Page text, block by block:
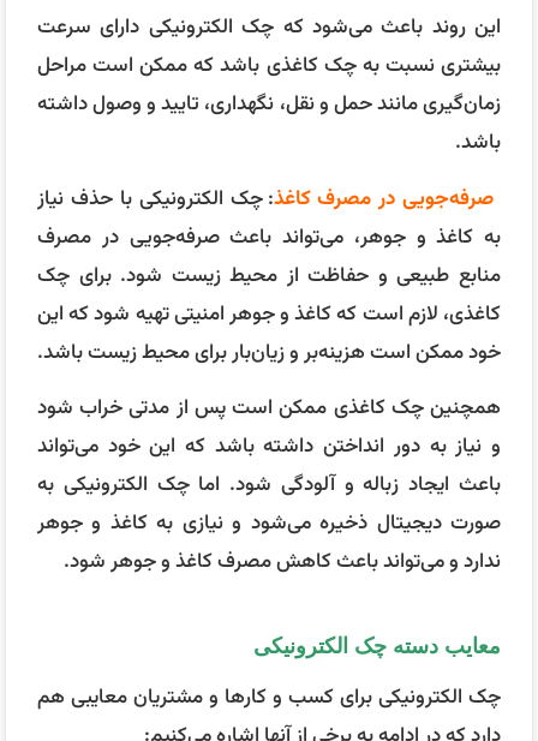
این روند باعث می‌شود که چک الکترونیکی دارای سرعت
بیشتری نسبت به چک کاغذی باشد که ممکن است مراحل
زمان‌گیری مانند حمل و نقل، نگهداری، تایید و وصول داشته
باشد.
صرفه‌جویی در مصرف کاغذ: چک الکترونیکی با حذف نیاز
به کاغذ و جوهر، می‌تواند باعث صرفه‌جویی در مصرف
منابع طبیعی و حفاظت از محیط زیست شود. برای چک
کاغذی، لازم است که کاغذ و جوهر امنیتی تهیه شود که این
خود ممکن است هزینه‌بر و زیان‌بار برای محیط زیست باشد.
همچنین چک کاغذی ممکن است پس از مدتی خراب شود
و نیاز به دور انداختن داشته باشد که این خود می‌تواند
باعث ایجاد زباله و آلودگی شود. اما چک الکترونیکی به
صورت دیجیتال ذخیره می‌شود و نیازی به کاغذ و جوهر
ندارد و می‌تواند باعث کاهش مصرف کاغذ و جوهر شود.
معایب دسته چک الکترونیکی
چک الکترونیکی برای کسب و کارها و مشتریان معایبی هم